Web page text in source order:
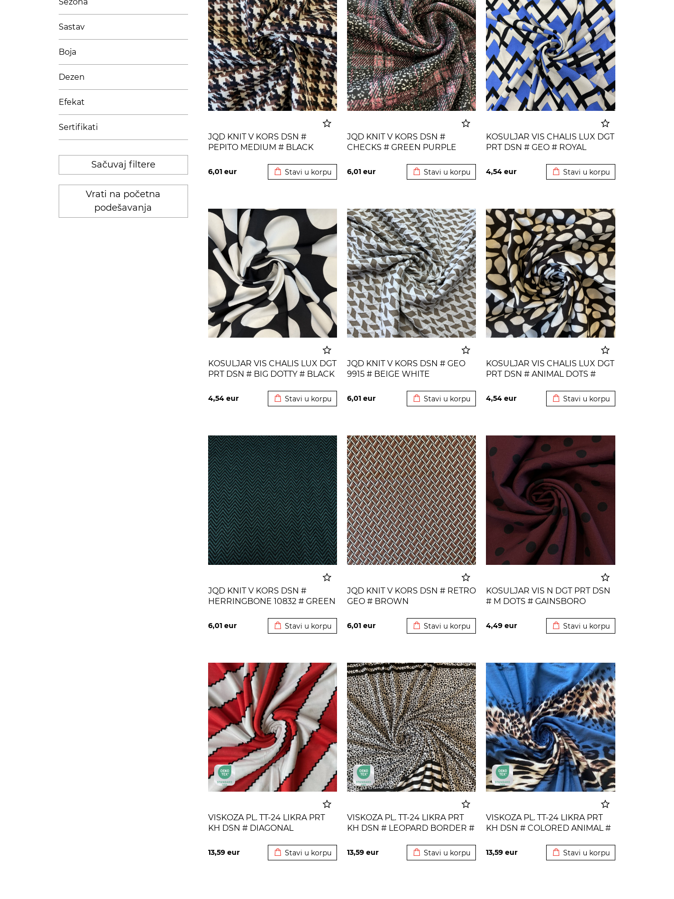
Sastav
Boja
Dezen
Efekat
Sertifikati
Sačuvaj filtere
Vrati na početna
podešavanja
JQD KNIT V KORS DSN #
PEPITO MEDIUM # BLACK
6,01 eur Stavi u korpu
JQD KNIT V KORS DSN #
CHECKS # GREEN PURPLE
6,01 eur Stavi u korpu
KOSULJAR VIS CHALIS LUX DGT
PRT DSN # GEO # ROYAL
4,54eur Stavi u korpu
KOSULJAR VIS CHALIS LUX DGT
PRT DSN # BIG DOTTY # BLACK
4,54 eur Stavi u korpu
JQD KNIT V KORS DSN # GEO
9915 # BEIGE WHITE
6,01 eur Stavi u korpu
KOSULJAR VIS CHALIS LUX DGT
PRT DSN # ANIMAL DOTS #
4,54eur Stavi u korpu
JQD KNIT V KORS DSN #
HERRINGBONE 10832 # GREEN
6,01 eur Stavi u korpu
JQD KNIT V KORS DSN # RETRO
GEO # BROWN
6,01 eur Stavi u korpu
KOSULJAR VIS N DGT PRT DSN
# M DOTS # GAINSBORO
4,49eur Stavi u korpu
VISKOZA PL. TT-24 LIKRA PRT
KH DSN # DIAGONAL
13,59 eur Stavi u korpu
VISKOZA PL. TT-24 LIKRA PRT
KH DSN # LEOPARD BORDER #
13,59 eur Stavi u korpu
VISKOZA PL. TT-24 LIKRA PRT
KH DSN # COLORED ANIMAL #
13,59eur Stavi u korpu